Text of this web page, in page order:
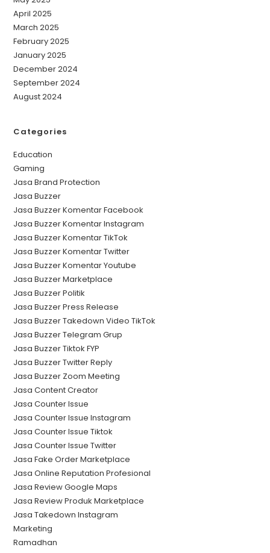
April 2025
March 2025
February 2025
January 2025
December 2024
September 2024
August 2024
Categories
Education
Gaming
Jasa Brand Protection
Jasa Buzzer
Jasa Buzzer Komentar Facebook
Jasa Buzzer Komentar Instagram
Jasa Buzzer Komentar TikTok
Jasa Buzzer Komentar Twitter
Jasa Buzzer Komentar Youtube
Jasa Buzzer Marketplace
Jasa Buzzer Politik
Jasa Buzzer Press Release
Jasa Buzzer Takedown Video TikTok
Jasa Buzzer Telegram Grup
Jasa Buzzer Tiktok FYP
Jasa Buzzer Twitter Reply
Jasa Buzzer Zoom Meeting
Jasa Content Creator
Jasa Counter Issue
Jasa Counter Issue Instagram
Jasa Counter Issue Tiktok
Jasa Counter Issue Twitter
Jasa Fake Order Marketplace
Jasa Online Reputation Profesional
Jasa Review Google Maps
Jasa Review Produk Marketplace
Jasa Takedown Instagram
Marketing
Ramadhan